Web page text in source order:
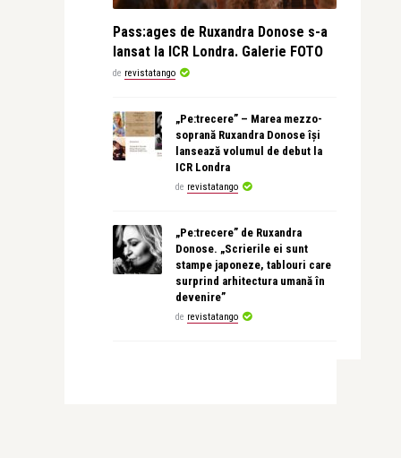
Pass:ages de Ruxandra Donose s-a
lansat la ICR Londra. Galerie FOTO
de revistatango
„Pe:trecere” – Marea mezzo-
soprană Ruxandra Donose își
lansează volumul de debut la
ICR Londra
de revistatango
„Pe:trecere” de Ruxandra
Donose. „Scrierile ei sunt
stampe japoneze, tablouri care
surprind arhitectura umană în
devenire”
de revistatango